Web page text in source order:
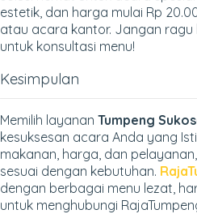
estetik, dan harga mulai Rp
atau acara kantor. Jangan ragu
untuk konsultasi menu!
Kesimpulan
Memilih layanan Tumpeng
kesuksesan acara Anda yang
makanan, harga, dan
sesuai dengan kebutuhan.
dengan berbagai menu lezat,
untuk menghubungi